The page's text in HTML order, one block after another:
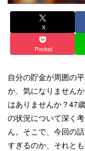
X
Pocket
自分の貯金が周囲の
か、気になりません
はありませんか？47
の状況について深く
ん。そこで、今回の
すぎるのか、それと